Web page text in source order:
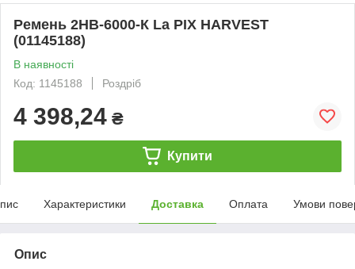
Ремень 2НВ-6000-К La PIX HARVEST
(01145188)
В наявності
Код: 1145188
Роздріб
4 398,24 ₴
Купити
Характеристики Доставка Оплата Умови
Опис